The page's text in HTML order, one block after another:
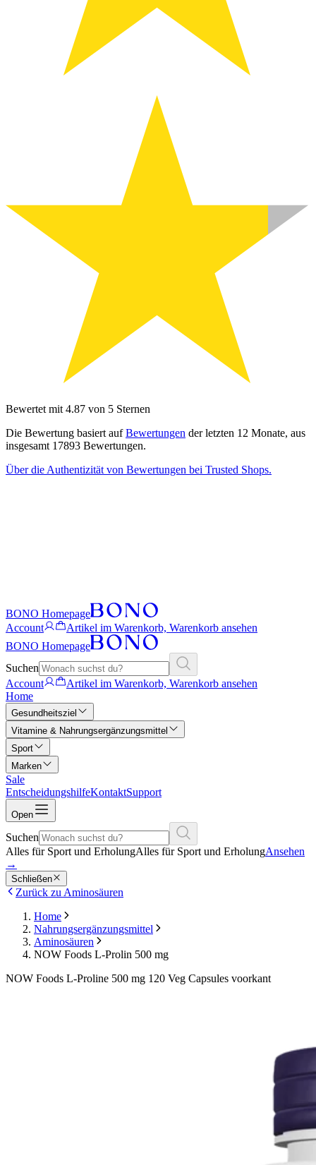
Bewertet mit 4.87 von 5 Sternen
Die Bewertung basiert aufBewertungen der letzten 12 Monate, aus
insgesamt 17893 Bewertungen.
Über die Authentizität von Bewertungen bei Trusted Shops.
BONO Homepage
Account
Artikel im Warenkorb, Warenkorb ansehen
BONO Homepage
Suchen
Account
Artikel im Warenkorb, Warenkorb ansehen
Home
Gesundheitsziel
Vitamine & Nahrungsergänzungsmittel
Sport
Marken
Sale
EntscheidungshilfeKontaktSupport
Open
Suchen
Alles für Sport und ErholungAlles für Sport und ErholungAnsehen
→
Schließen
Zurück zu Aminosäuren
Home
Nahrungsergänzungsmittel
Aminosäuren
NOW Foods L-Prolin 500 mg
NOW Foods L-Proline 500 mg 120 Veg Capsules voorkant